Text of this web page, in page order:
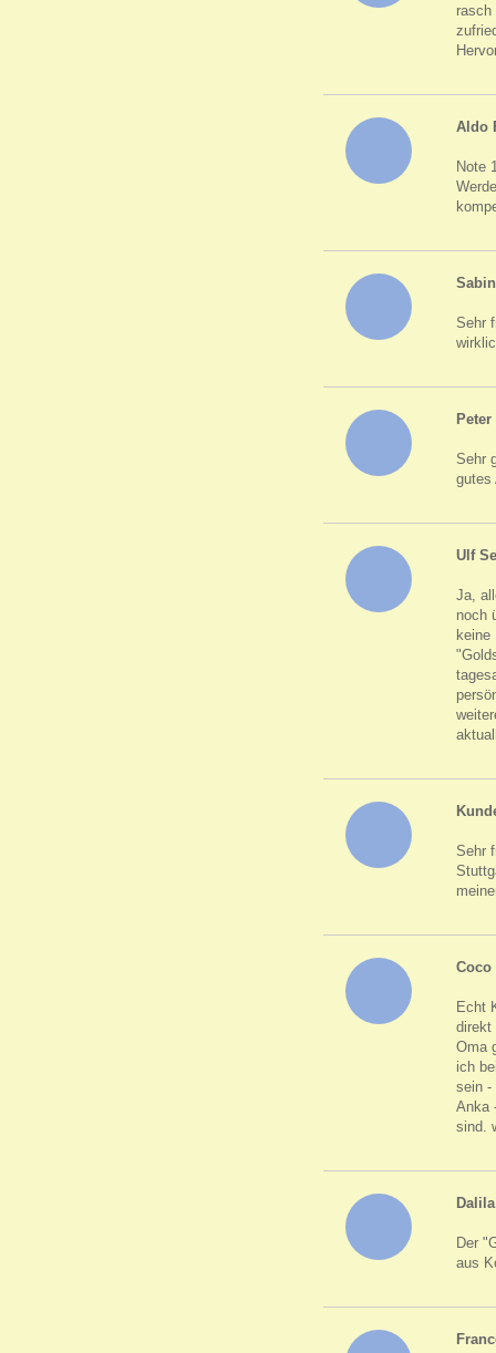
rasch
Aldo
Note
Sehr
Peter
Sehr
gutes
Ulf
Ja,
noch
keine
Sehr
Coco
Echt
direkt
Oma
ich
sein -
Anka
sind.
Dalila
Der
aus